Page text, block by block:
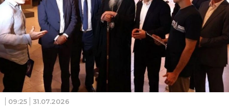
09:25 31.07.2026